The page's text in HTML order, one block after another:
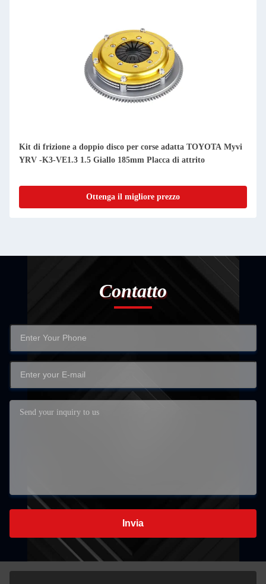
Kit di frizione a doppio disco per corse adatta TOYOTA Myvi
YRV -K3-VE1.3 1.5 Giallo 185mm Placca di attrito
Ottenga il migliore prezzo
Contatto
Invia